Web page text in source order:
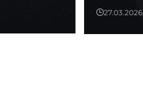
27.03.2026